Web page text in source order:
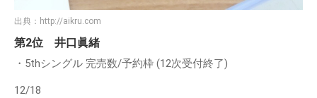
出典： http://aikru.com
第2位 井口眞緒
・5thシングル 完売数/予約枠 (12次受付終了)
12/18